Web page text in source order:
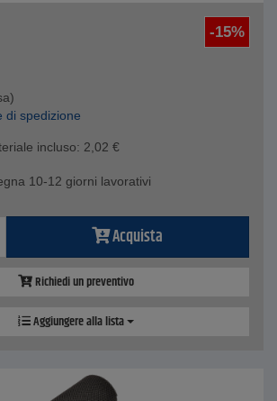
-15%
di spedizione
incluso: 2,02 €
10-12 giorni lavorativi
Acquista
Richiedi un preventivo
Aggiungere alla lista